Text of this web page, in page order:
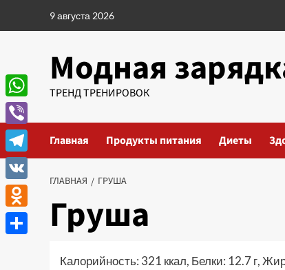
9 августа 2026
Модная
ТРЕНД ТРЕНИРОВОК
Главная Продукты питания Диеты
ГЛАВНАЯ ГРУША
Груша
Калорийность: 321 ккал, Белки: 12.7 г,
WhatsApp
Viber
Telegram
VK
Odnoklassniki